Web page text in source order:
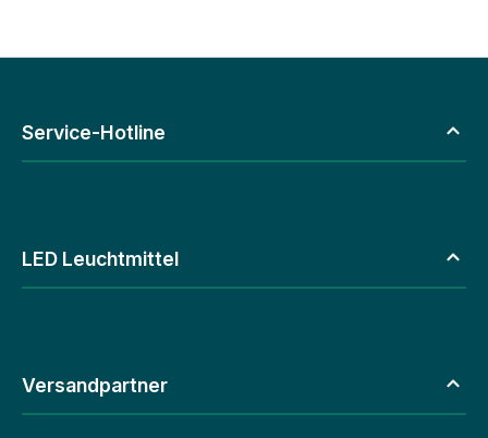
Service-Hotline
LED Leuchtmittel
Versandpartner